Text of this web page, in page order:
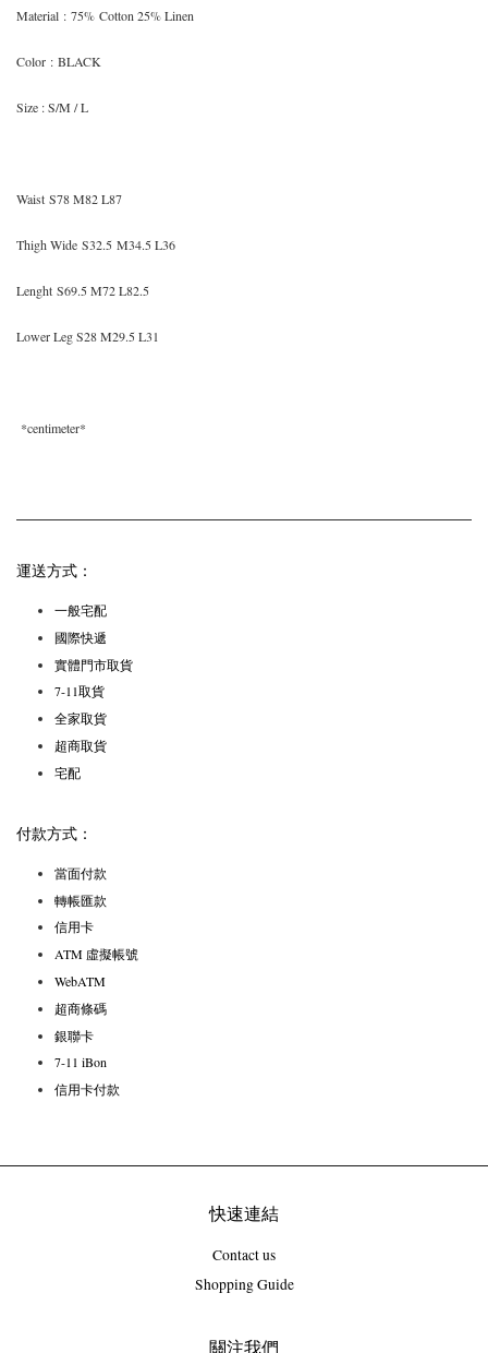
Material : 75% Cotton 25% Linen
Color : BLACK
Size : S/M / L
Waist S78 M82 L87
Thigh Wide S32.5 M34.5 L36
Lenght S69.5 M72 L82.5
Lower Leg S28 M29.5 L31
*centimeter*
運送方式：
一般宅配
國際快遞
實體門市取貨
7-11取貨
全家取貨
超商取貨
宅配
付款方式：
當面付款
轉帳匯款
信用卡
ATM 虛擬帳號
WebATM
超商條碼
銀聯卡
7-11 iBon
信用卡付款
快速連結
Contact us
Shopping Guide
關注我們